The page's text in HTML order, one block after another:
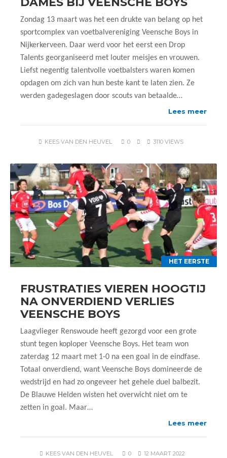
Zondag 13 maart was het een drukte van belang op het
sportcomplex van voetbalvereniging Veensche Boys in
Nijkerkerveen. Daar werd voor het eerst een Drop
Talents georganiseerd met louter meisjes en vrouwen.
Liefst negentig talentvolle voetbalsters waren komen
opdagen om zich van hun beste kant te laten zien. Ze
werden gadegeslagen door scouts van betaalde…
Lees meer
KEES VAN DEN HEUVEL 0 3110 VIEWS
HET EERSTE
FRUSTRATIES VIEREN HOOGTIJ
NA ONVERDIEND VERLIES
VEENSCHE BOYS
Laagvlieger Renswoude heeft gezorgd voor een grote
stunt tegen koploper Veensche Boys. Het team won
zaterdag 12 maart met 1-0 na een goal in de eindfase.
Totaal onverdiend, want Veensche Boys domineerde de
wedstrijd en had zo ongeveer het gehele duel balbezit.
De Blauwe Helden wisten het overwicht niet om te
zetten in goal. Maar…
Lees meer
KEES VAN DEN HEUVEL 0
12 MAART 2022